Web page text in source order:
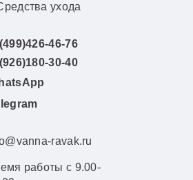
ухода
46-76
30-40
ravak.ru
работы с 9.00-